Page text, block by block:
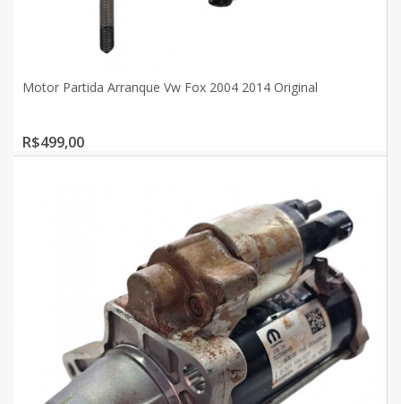
Motor Partida Arranque Vw Fox 2004 2014 Original
R$499,00